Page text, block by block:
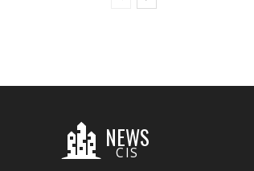
NEWS
CIS